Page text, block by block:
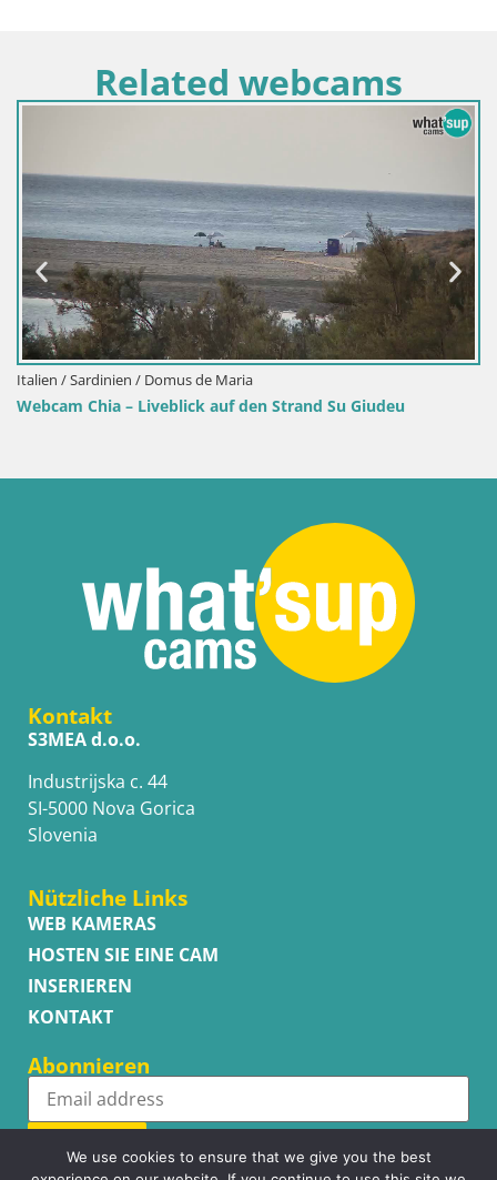
Related webcams
Italien / Sardinien / Domus de Maria
Webcam Chia – Liveblick auf den Strand Su Giudeu
Kontakt
S3MEA d.o.o.
Industrijska c. 44
SI-5000 Nova Gorica
Slovenia
Nützliche Links
WEB KAMERAS
HOSTEN SIE EINE CAM
INSERIEREN
KONTAKT
Abonnieren
Subscribe
We use cookies to ensure that we give you the best